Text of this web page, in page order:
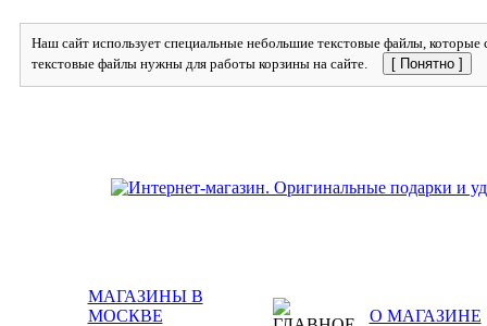
Наш сайт использует специальные небольшие текстовые файлы,
текстовые файлы нужны для работы корзины на сайте.
[ Понятно ]
МАГАЗИНЫ В
МОСКВЕ
О МАГАЗИНЕ